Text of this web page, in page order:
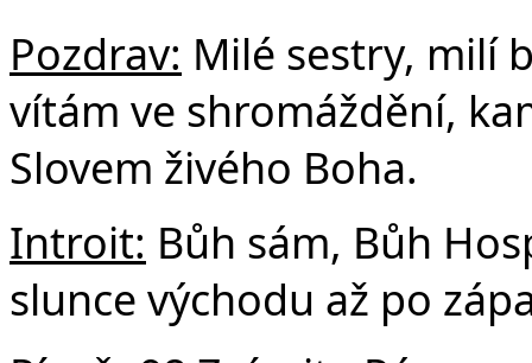
Pozdrav: Milé sestry, milí
vítám ve shromáždění,
Slovem živého Boha.
Introit: Bůh sám, Bůh
slunce východu až po